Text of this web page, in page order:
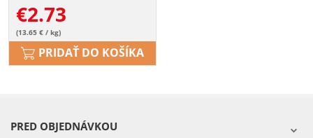
€2.73
(13.65 € / kg)
PRIDAŤ DO KOŠÍKA
PRED OBJEDNÁVKOU